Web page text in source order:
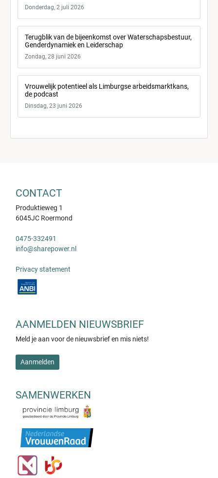
Donderdag, 2 juli 2026
Terugblik van de bijeenkomst over Waterschapsbestuur,
Genderdynamiek en Leiderschap
Zondag, 28 juni 2026
Vrouwelijk potentieel als Limburgse arbeidsmarktkans,
de podcast
Dinsdag, 23 juni 2026
CONTACT
Produktieweg 1
6045JC Roermond
0475-332491
info@sharepower.nl
Privacy statement
AANMELDEN NIEUWSBRIEF
Meld je aan voor de nieuwsbrief en mis niets!
Aanmelden
SAMENWERKEN